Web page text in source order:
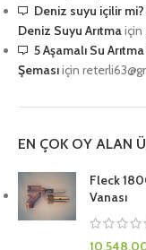
Deniz suyu içilir mi?
Deniz Suyu Arıtmaiçin
5 Aşamalı Su
Şemasıiçin
EN ÇOK OY ALAN
Fleck
Vanası